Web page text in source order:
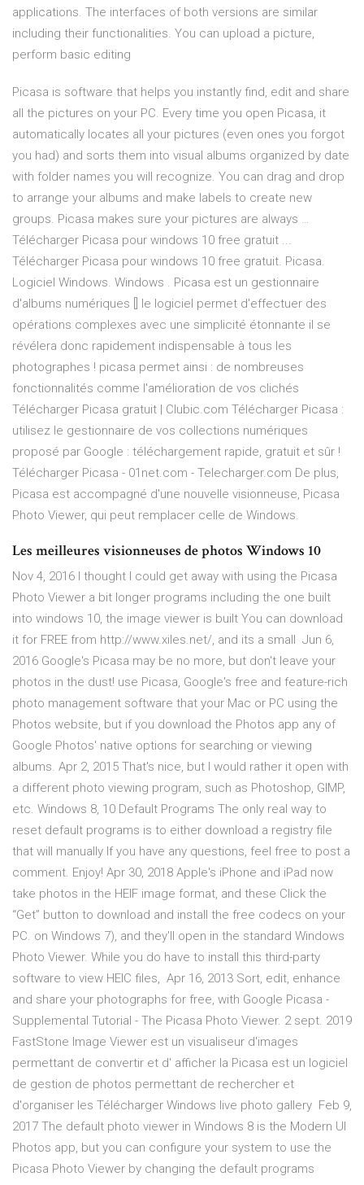
applications. The interfaces of both versions are similar
including their functionalities. You can upload a picture,
perform basic editing
Picasa is software that helps you instantly find, edit and share
all the pictures on your PC. Every time you open Picasa, it
automatically locates all your pictures (even ones you forgot
you had) and sorts them into visual albums organized by date
with folder names you will recognize. You can drag and drop
to arrange your albums and make labels to create new
groups. Picasa makes sure your pictures are always …
Télécharger Picasa pour windows 10 free gratuit ...
Télécharger Picasa pour windows 10 free gratuit. Picasa.
Logiciel Windows. Windows . Picasa est un gestionnaire
d'albums numériques [] le logiciel permet d'effectuer des
opérations complexes avec une simplicité étonnante il se
révélera donc rapidement indispensable à tous les
photographes ! picasa permet ainsi : de nombreuses
fonctionnalités comme l'amélioration de vos clichés
Télécharger Picasa gratuit | Clubic.com Télécharger Picasa :
utilisez le gestionnaire de vos collections numériques
proposé par Google : téléchargement rapide, gratuit et sûr !
Télécharger Picasa - 01net.com - Telecharger.com De plus,
Picasa est accompagné d'une nouvelle visionneuse, Picasa
Photo Viewer, qui peut remplacer celle de Windows.
Les meilleures visionneuses de photos Windows 10
Nov 4, 2016 I thought I could get away with using the Picasa
Photo Viewer a bit longer programs including the one built
into windows 10, the image viewer is built You can download
it for FREE from http://www.xiles.net/, and its a small Jun 6,
2016 Google's Picasa may be no more, but don't leave your
photos in the dust! use Picasa, Google's free and feature-rich
photo management software that your Mac or PC using the
Photos website, but if you download the Photos app any of
Google Photos' native options for searching or viewing
albums. Apr 2, 2015 That's nice, but I would rather it open with
a different photo viewing program, such as Photoshop, GIMP,
etc. Windows 8, 10 Default Programs The only real way to
reset default programs is to either download a registry file
that will manually If you have any questions, feel free to post a
comment. Enjoy! Apr 30, 2018 Apple's iPhone and iPad now
take photos in the HEIF image format, and these Click the
“Get” button to download and install the free codecs on your
PC. on Windows 7), and they'll open in the standard Windows
Photo Viewer. While you do have to install this third-party
software to view HEIC files, Apr 16, 2013 Sort, edit, enhance
and share your photographs for free, with Google Picasa -
Supplemental Tutorial - The Picasa Photo Viewer. 2 sept. 2019
FastStone Image Viewer est un visualiseur d'images
permettant de convertir et d' afficher la Picasa est un logiciel
de gestion de photos permettant de rechercher et
d'organiser les Télécharger Windows live photo gallery Feb 9,
2017 The default photo viewer in Windows 8 is the Modern UI
Photos app, but you can configure your system to use the
Picasa Photo Viewer by changing the default programs